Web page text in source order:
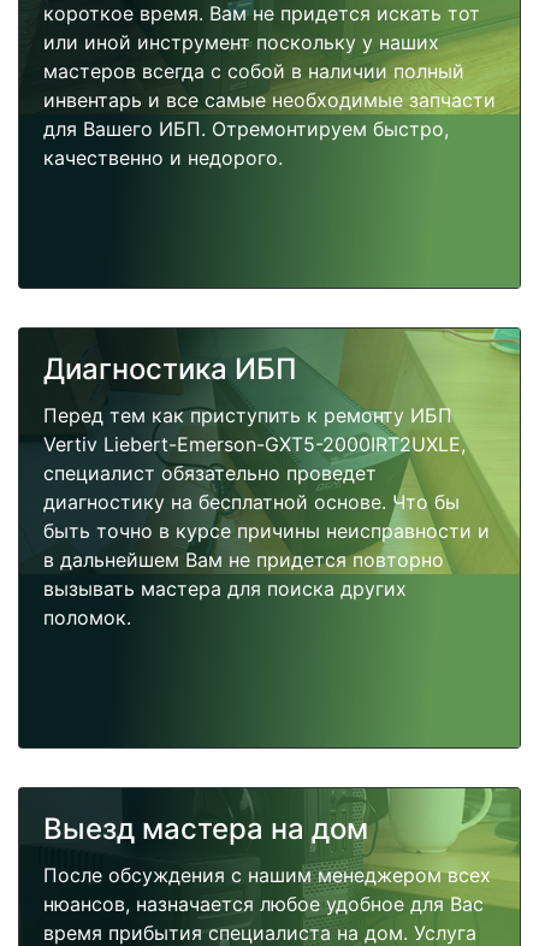
короткое время. Вам не придется искать тот
или иной инструмент поскольку у наших
мастеров всегда с собой в наличии полный
инвентарь и все самые необходимые запчасти
для Вашего ИБП. Отремонтируем быстро,
качественно и недорого.
Диагностика ИБП
Перед тем как приступить к ремонту ИБП
Vertiv Liebert-Emerson-GXT5-2000IRT2UXLE,
специалист обязательно проведет
диагностику на бесплатной основе. Что бы
быть точно в курсе причины неисправности и
в дальнейшем Вам не придется повторно
вызывать мастера для поиска других
поломок.
Выезд мастера на дом
После обсуждения с нашим менеджером всех
нюансов, назначается любое удобное для Вас
время прибытия специалиста на дом. Услуга